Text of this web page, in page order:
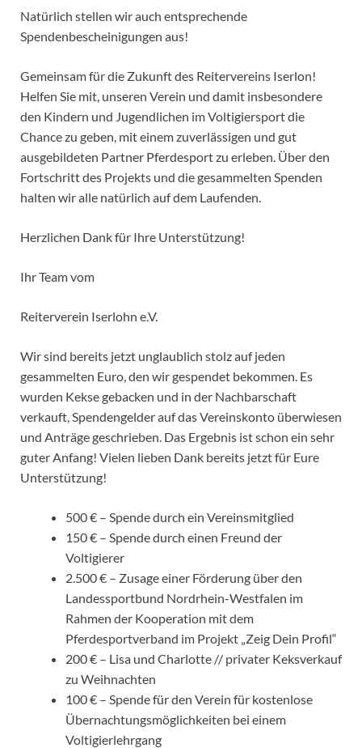
Natürlich stellen wir auch entsprechende
Spendenbescheinigungen aus!
Gemeinsam für die Zukunft des Reitervereins Iserlon!
Helfen Sie mit, unseren Verein und damit insbesondere
den Kindern und Jugendlichen im Voltigiersport die
Chance zu geben, mit einem zuverlässigen und gut
ausgebildeten Partner Pferdesport zu erleben. Über den
Fortschritt des Projekts und die gesammelten Spenden
halten wir alle natürlich auf dem Laufenden.
Herzlichen Dank für Ihre Unterstützung!
Ihr Team vom
Reiterverein Iserlohn e.V.
Wir sind bereits jetzt unglaublich stolz auf jeden
gesammelten Euro, den wir gespendet bekommen. Es
wurden Kekse gebacken und in der Nachbarschaft
verkauft, Spendengelder auf das Vereinskonto überwiesen
und Anträge geschrieben. Das Ergebnis ist schon ein sehr
guter Anfang! Vielen lieben Dank bereits jetzt für Eure
Unterstützung!
500 € – Spende durch ein Vereinsmitglied
150 € – Spende durch einen Freund der
Voltigierer
2.500 € – Zusage einer Förderung über den
Landessportbund Nordrhein-Westfalen im
Rahmen der Kooperation mit dem
Pferdesportverband im Projekt „Zeig Dein Profil“
200 € – Lisa und Charlotte // privater Keksverkauf
zu Weihnachten
100 € – Spende für den Verein für kostenlose
Übernachtungsmöglichkeiten bei einem
Voltigierlehrgang